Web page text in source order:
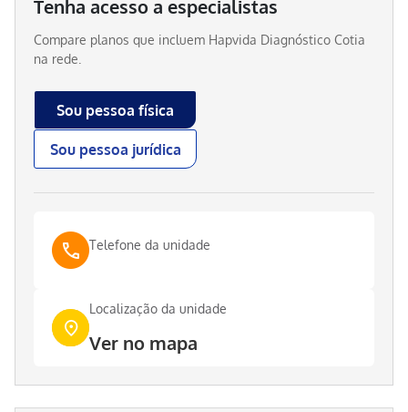
Tenha acesso a especialistas
Compare planos que incluem Hapvida Diagnóstico Cotia
na rede.
Sou pessoa física
Sou pessoa jurídica
Telefone da unidade
Localização da unidade
Ver no mapa